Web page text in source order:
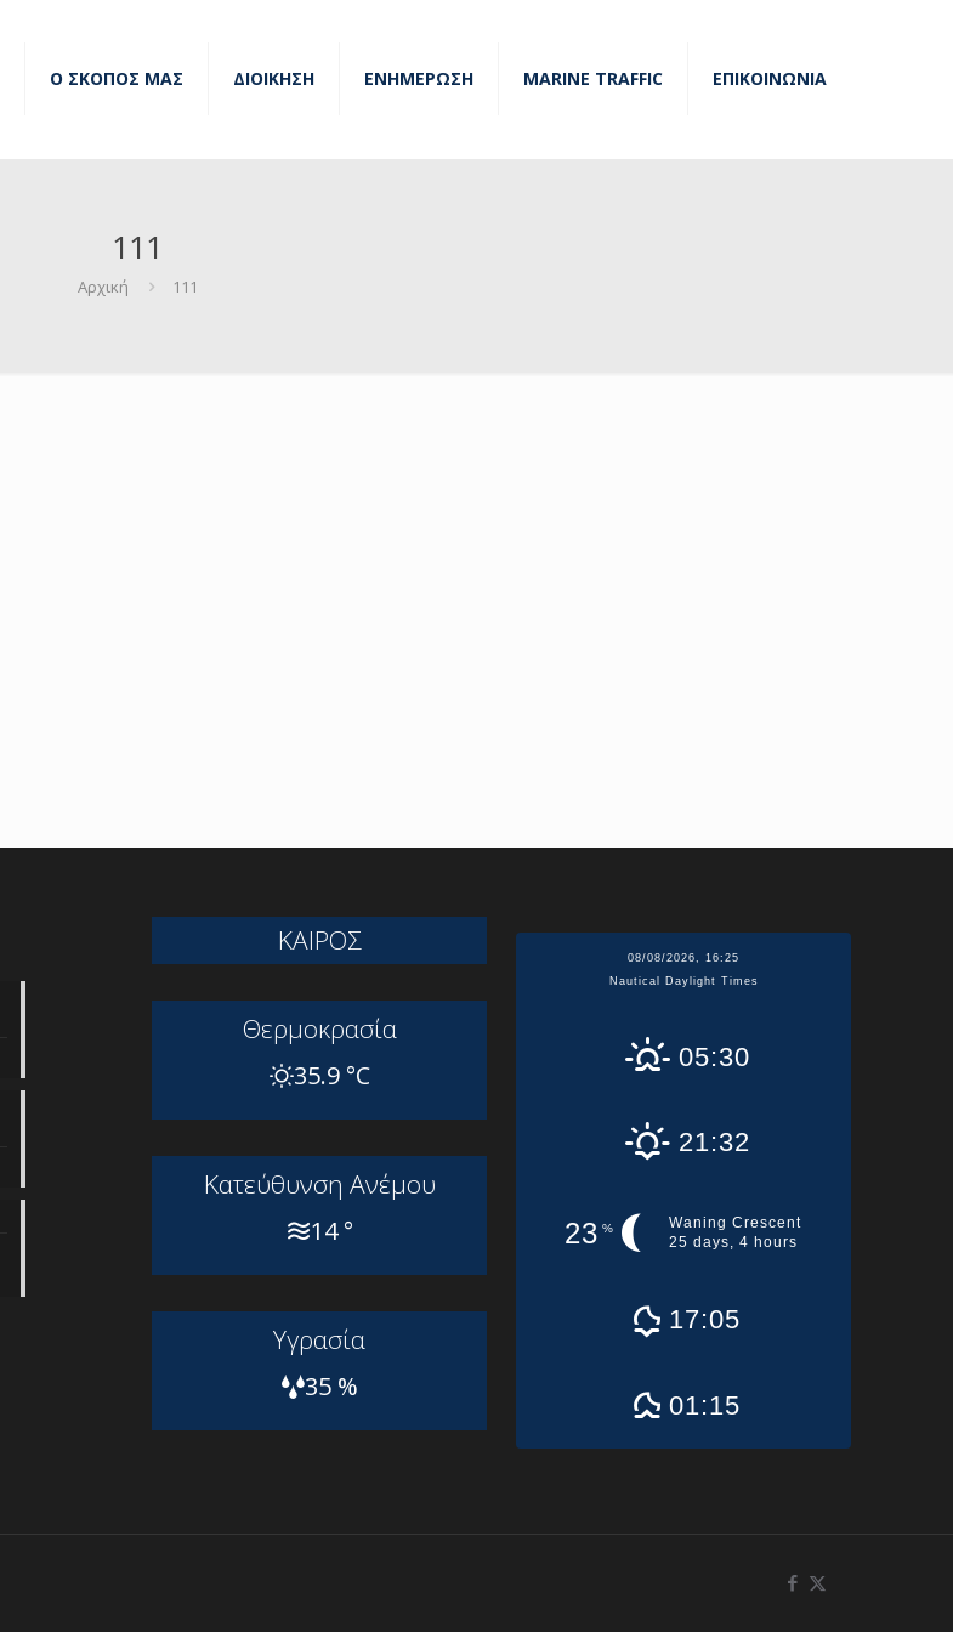
Ο ΣΚΟΠΟΣ ΜΑΣ ΔΙΟΙΚΗΣΗ ΕΝΗΜΕΡΩΣΗ MARINE TRAFFIC ΕΠΙΚΟΙΝΩΝΙΑ
111
Αρχική 111
ΚΑΙΡΟΣ
Θερμοκρασία
35.9 °C
Kατεύθυνση Aνέμου
14 °
Yγρασία
35 %
08/08/2026, 16:25
Nautical Daylight Times
05:30
21:32
23 %
Waning Crescent
25 days, 4 hours
17:05
01:15